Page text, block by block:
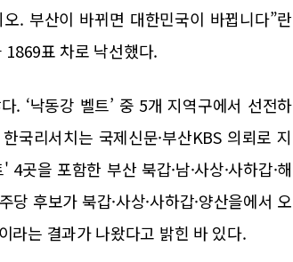
. 부산이 바뀌면 대한민국이 바뀝니다”란
표 차로 낙선했다.
. ‘낙동강 벨트’ 중 5개 지역구에서 선전하
국리서치는 국제신문·부산KBS 의뢰로 지
을 포함한 부산 북갑·남·사상·사하갑·해
후보가 북갑·사상·사하갑·양산을에서 오
는 결과가 나왔다고 밝힌 바 있다.